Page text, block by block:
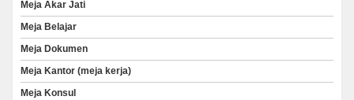
Meja Akar Jati
Meja Belajar
Meja Dokumen
Meja Kantor (meja kerja)
Meja Konsul